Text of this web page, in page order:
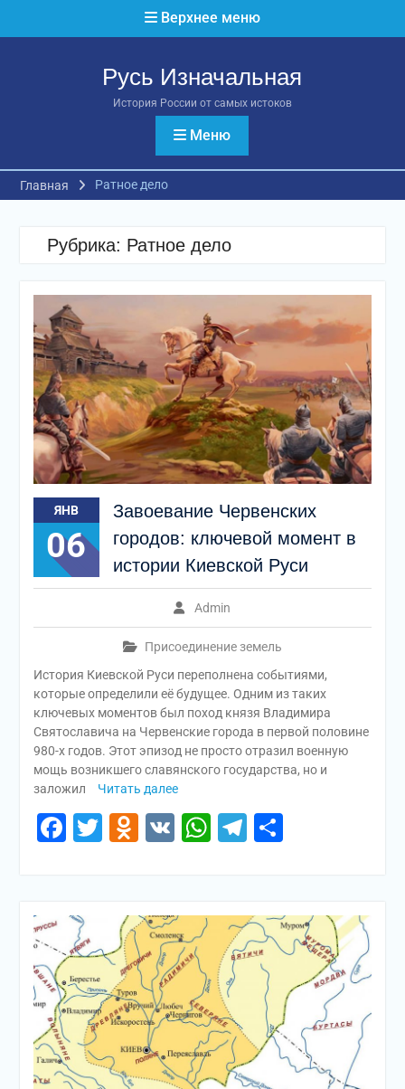
Верхнее меню
Русь Изначальная
История России от самых истоков
Меню
Главная Ратное дело
Рубрика: Ратное дело
ЯНВ
06
Завоевание Червенских
городов: ключевой момент в
истории Киевской Руси
Admin
Присоединение земель
История Киевской Руси переполнена событиями,
которые определили её будущее. Одним из таких
ключевых моментов был поход князя Владимира
Святославича на Червенские города в первой половине
980-х годов. Этот эпизод не просто отразил военную
мощь возникшего славянского государства, но и
заложил
Читать далее
Facebook
Twitter
Odnoklassniki
VKWhatsApp
Telegram